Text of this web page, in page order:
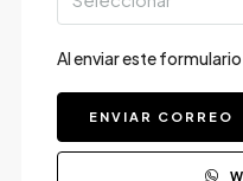
Al enviar este
ENVIAR CORREO